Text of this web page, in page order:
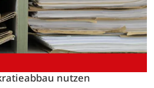
nutzen